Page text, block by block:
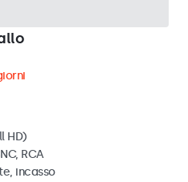
HD)
RCA
incasso